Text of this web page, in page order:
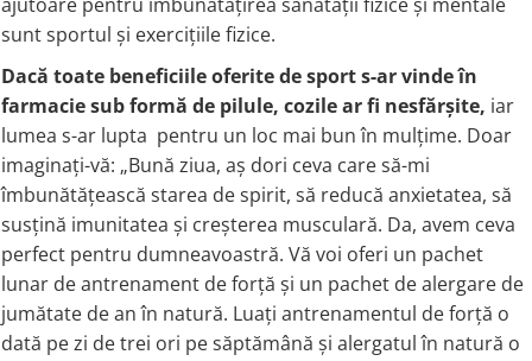
Coenzima Q10
Glutation
Resveratrol
FLAVONOIDE
Acid ascorbic
Ceai verde
Oregano
Quercetina
Silimarina Milk Thistle
PROBIOTICE
Lactobacillus
Colagen
Acid ascorbic
Glucozamina
Condroitina
Turmeric (Curcumin)
MSM (Metilsulfonilmetan)
Bor (Boron)
AFECTIUNI TUMORALE
Wormwood (Artemisia)
Turmeric (Curcumin)
Ceai verde
DIM
Drojdie Orez Rosu (Red Yeast Rice)
D-Mannose
DHEA 7-Keto
E
Echinacea
F
Flaxseed (Ulei Seminte In)
Fosfatidilserina
Fier (Iron)
G
sunt sportul și exercițiile fizice.
Dacă toate beneficiile oferite de sport s-ar vinde în
farmacie sub formă de pilule, cozile ar fi nesfărșite, iar
lumea s-ar lupta pentru un loc mai bun în mulțime. Doar
imaginați-vă: „Bună ziua, aș dori ceva care să-mi
îmbunătățească starea de spirit, să reducă anxietatea, să
susțină imunitatea și creșterea musculară. Da, avem ceva
perfect pentru dumneavoastră. Vă voi oferi un pachet
lunar de antrenament de forță și un pachet de alergare de
jumătate de an în natură. Luați antrenamentul de forță o
dată pe zi de trei ori pe săptămână și alergatul în natură o